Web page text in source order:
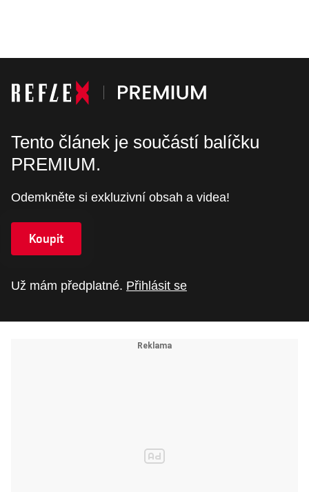
Tento článek je součástí balíčku
PREMIUM.
Odemkněte si exkluzivní obsah a videa!
Koupit
Už mám předplatné. Přihlásit se